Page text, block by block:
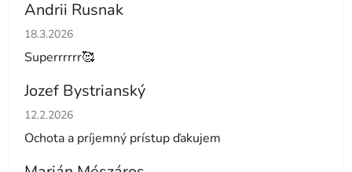
Andrii Rusnak
Hodnotenie obchodu je 5 z 5 hviezdičiek.
18.3.2026
Superrrrrr🥰
Jozef Bystrianský
Hodnotenie obchodu je 5 z 5 hviezdičiek.
12.2.2026
Ochota a príjemný prístup ďakujem